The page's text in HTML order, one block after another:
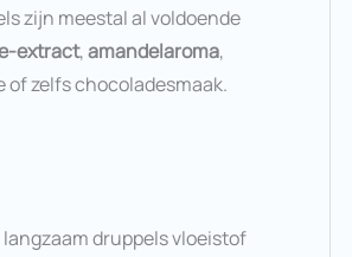
zijn meestal al voldoende
extract,amandelaroma,
of zelfs chocoladesmaak.
druppels vloeistof